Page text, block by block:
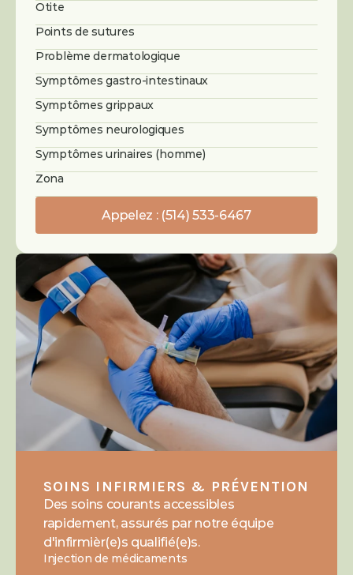
Otite
Points de sutures
Problème dermatologique
Symptômes gastro-intestinaux
Symptômes grippaux
Symptômes neurologiques
Symptômes urinaires (homme)
Zona
Appelez : (514) 533-6467
SOINS INFIRMIERS & PRÉVENTION
Des soins courants accessibles
rapidement, assurés par notre équipe
d'infirmièr(e)s qualifié(e)s.
Injection de médicaments